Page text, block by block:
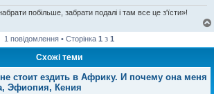
побільше, забрати подалі і там все це з'їсти»!
1 повідомлення • Сторінка 1 з 1
Схожі теми
стоит ездить в Африку. И почему она меня
Эфиопия, Кения